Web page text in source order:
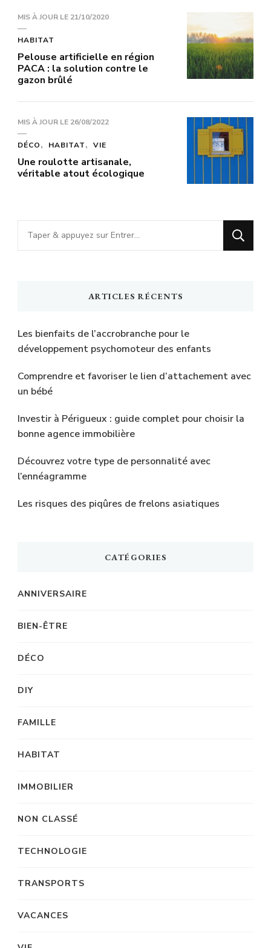
MIS À JOUR LE 21/10/2020
HABITAT
Pelouse artificielle en région
PACA : la solution contre le
gazon brûlé
MIS À JOUR LE 26/08/2022
DÉCO HABITAT VIE
Une roulotte artisanale,
véritable atout écologique
ARTICLES RÉCENTS
Les bienfaits de l’accrobranche pour le
développement psychomoteur des enfants
Comprendre et favoriser le lien d’attachement avec
un bébé
Investir à Périgueux : guide complet pour choisir la
bonne agence immobilière
Découvrez votre type de personnalité avec
l’ennéagramme
Les risques des piqûres de frelons asiatiques
CATÉGORIES
ANNIVERSAIRE
BIEN-ÊTRE
DÉCO
DIY
FAMILLE
HABITAT
IMMOBILIER
NON CLASSÉ
TECHNOLOGIE
TRANSPORTS
VACANCES